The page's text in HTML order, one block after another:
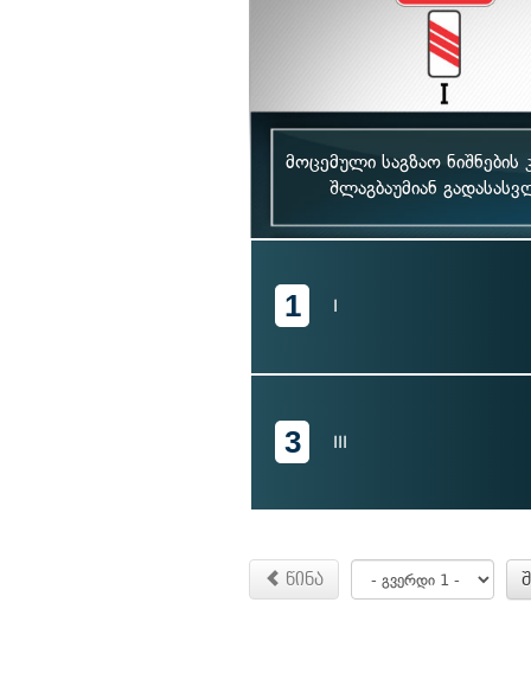
მოცემული საგზაო
შლაგბაუმიან
1 I
3 III
წინა